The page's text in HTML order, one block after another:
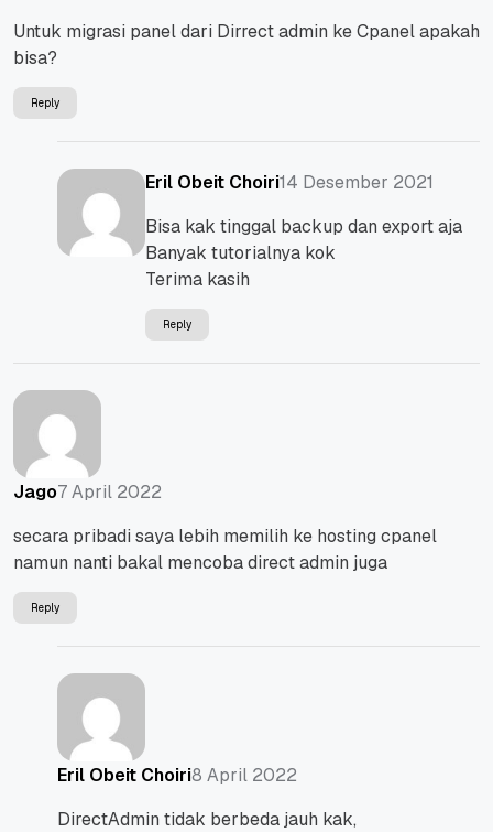
Untuk migrasi panel dari Dirrect admin ke Cpanel apakah
bisa?
Reply
Eril Obeit Choiri14 Desember 2021
Bisa kak tinggal backup dan export aja
Banyak tutorialnya kok
Terima kasih
Reply
Jago7 April 2022
secara pribadi saya lebih memilih ke hosting cpanel
namun nanti bakal mencoba direct admin juga
Reply
Eril Obeit Choiri8 April 2022
DirectAdmin tidak berbeda jauh kak,